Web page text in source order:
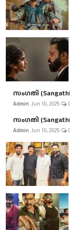
സംഗതി (Sangathi
Admin Jun 10, 2025
സംഗതി
Admin Jun 10, 2025